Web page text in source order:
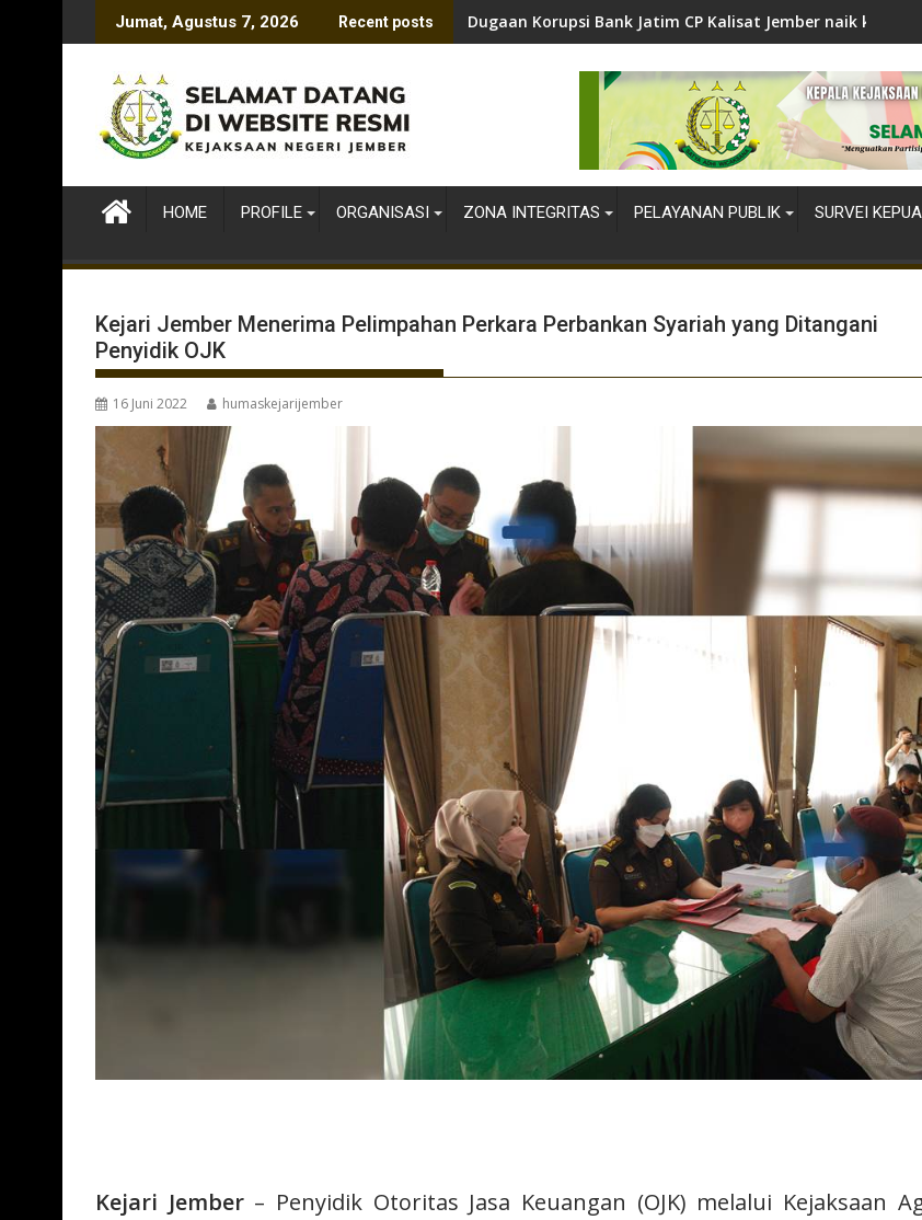
to
Jumat, Agustus 7, 2026 Recent posts Dugaan Korupsi Bank Jatim CP Kalisat Jember naik ke
HOME PROFILE ORGANISASI ZONA INTEGRITAS PELAYANAN PUBLIK SURVEI
Kejari Jember Menerima Pelimpahan Perkara Perbankan Syariah yang Ditangani
Penyidik OJK
16 Juni 2022 humaskejarijember
Kejari Jember– Penyidik Otoritas Jasa Keuangan (OJK) melalui Kejaksaan